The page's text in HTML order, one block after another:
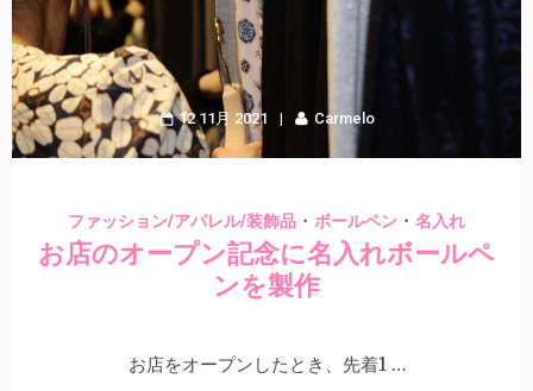
12 11月 2021 Carmelo
ファッション/アパレル/装飾品 ・ ボールペン ・ 名入れ
お店のオープン記念に名入れボールペ
ンを製作
お店をオープンしたとき、先着1 …